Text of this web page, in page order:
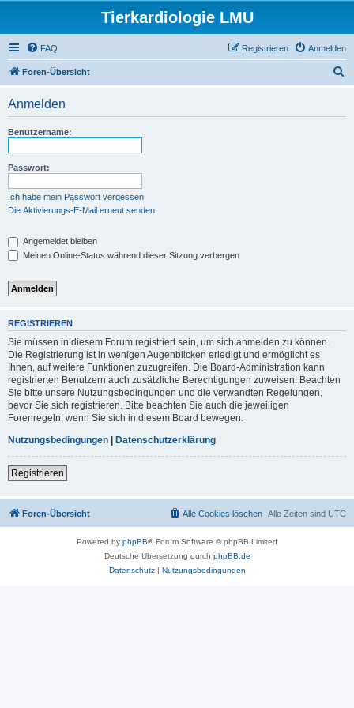
Tierkardiologie LMU
FAQ Anmelden
Registrieren
Foren-Übersicht
Anmelden
Benutzername:
Passwort:
Ich habe mein Passwort vergessen
Die Aktivierungs-E-Mail erneut senden
Angemeldet bleiben
Meinen Online-Status während dieser Sitzung verbergen
REGISTRIEREN
Sie müssen in diesem Forum registriert sein, um sich anmelden zu können.
Die Registrierung ist in wenigen Augenblicken erledigt und ermöglicht es
Ihnen, auf weitere Funktionen zuzugreifen. Die Board-Administration kann
registrierten Benutzern auch zusätzliche Berechtigungen zuweisen. Beachten
Sie bitte unsere Nutzungsbedingungen und die verwandten Regelungen,
bevor Sie sich registrieren. Bitte beachten Sie auch die jeweiligen
Forenregeln, wenn Sie sich in diesem Board bewegen.
Nutzungsbedingungen | Datenschutzerklärung
Registrieren
Foren-Übersicht Alle Zeiten sind UTC
Alle Cookies löschen
Powered by phpBB® Forum Software © phpBB Limited
Deutsche Übersetzung durch phpBB.de
Datenschutz| Nutzungsbedingungen